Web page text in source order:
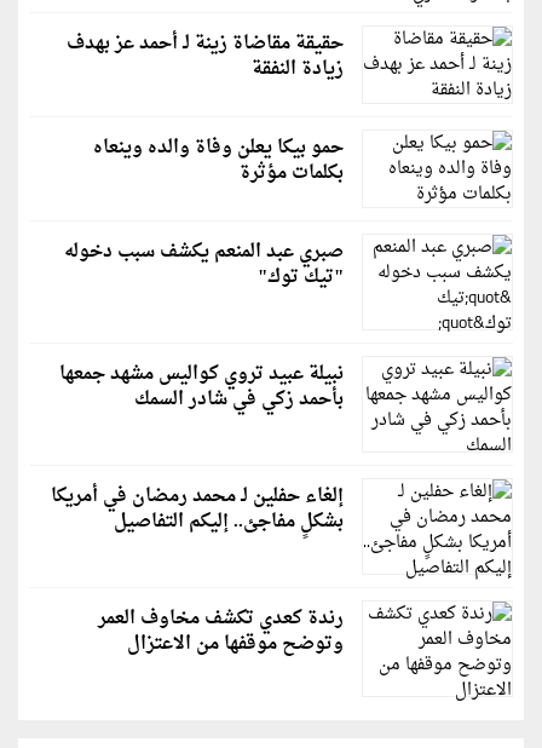
حقيقة مقاضاة زينة لـ أحمد عز بهدف
زيادة النفقة
حمو بيكا يعلن وفاة والده وينعاه
بكلمات مؤثرة
صبري عبد المنعم يكشف سبب دخوله
"تيك توك"
نبيلة عبيد تروي كواليس مشهد جمعها
بأحمد زكي في شادر السمك
إلغاء حفلين لـ محمد رمضان في أمريكا
بشكلٍ مفاجئ.. إليكم التفاصيل
رندة كعدي تكشف مخاوف العمر
وتوضح موقفها من الاعتزال